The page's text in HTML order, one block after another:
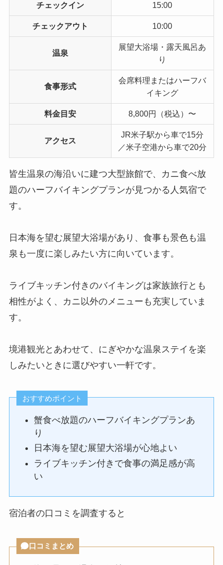
チェックイン 15:00
チェックアウト 10:00
温泉
展望大浴場・露天風呂あ
り
食事形式
会席料理またはハーフバ
イキング
料金目安 8,800円（税込）〜
アクセス
JR米子駅から車で15分
／米子空港から車で20分
皆生温泉の海沿いに建つ大型旅館で、カニ食べ放
題のハーフバイキングプランが見つかる人気宿で
す。
日本海を望む展望大浴場があり、食事も景色も温
泉も一度に楽しみたい方に向いています。
ライブキッチン付きのバイキングは家族旅行とも
相性がよく、カニ以外のメニューも充実していま
す。
境港観光とあわせて、にぎやかな温泉ステイを楽
しみたいときに選びやすい一軒です。
おすすめポイント
蟹食べ放題のハーフバイキングプランあ
り
日本海を望む展望大浴場が心地よい
ライブキッチン付きで食事の満足感が高
い
宿泊者の口コミを調査すると
口コミまとめ